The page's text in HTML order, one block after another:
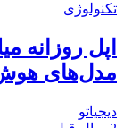
تکنولوژی
اپل روزانه
مدل‌های
دیجیاتو